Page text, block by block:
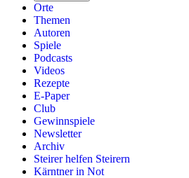
Orte
Themen
Autoren
Spiele
Podcasts
Videos
Rezepte
E-Paper
Club
Gewinnspiele
Newsletter
Archiv
Steirer helfen Steirern
Kärntner in Not